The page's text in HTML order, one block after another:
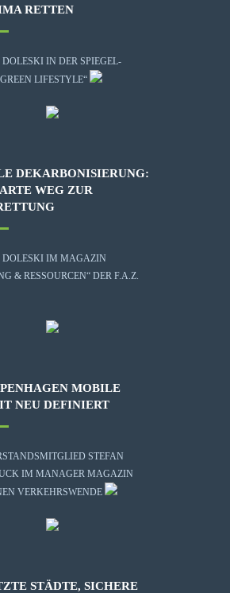
RETTEN
IN DER SPIEGEL-
LIFESTYLE“
DEKARBONISIERUNG:
WEG ZUR
DOLESKI IM MAGAZIN
& RESSOURCEN“ DER F.A.Z.
MOBILE
NEU DEFINIERT
STEFAN
IM MANAGER MAGAZIN
VERKEHRSWENDE
STÄDTE, SICHERE